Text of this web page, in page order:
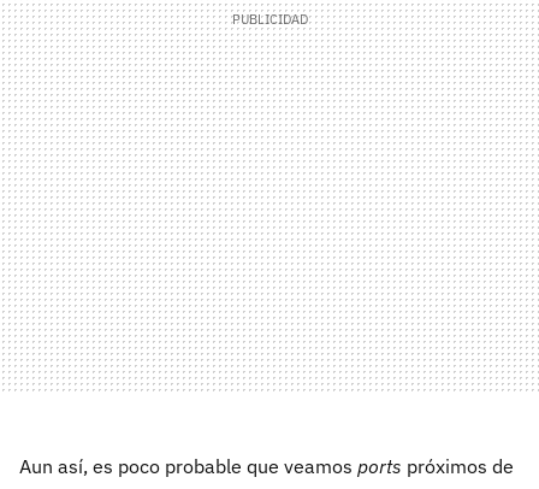
Aun así, es poco probable que veamos ports próximos de